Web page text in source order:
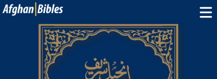
Home
Dari Bibles Pashto Bibles